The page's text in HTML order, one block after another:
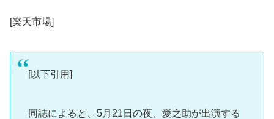
[楽天市場]
[以下引用]
同誌によると、5月21日の夜、愛之助が出演する